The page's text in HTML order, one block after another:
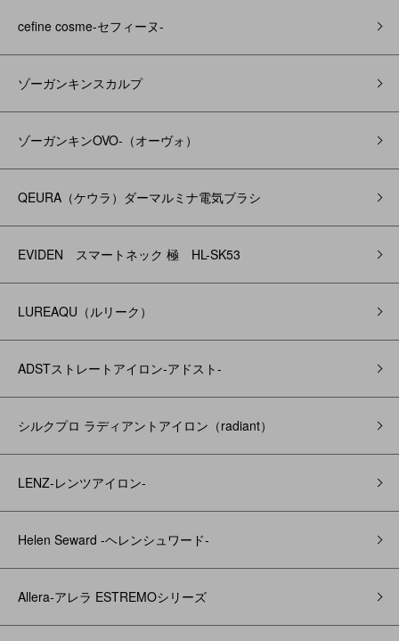
cefine cosme-セフィーヌ-
ゾーガンキンスカルプ
ゾーガンキンOVO‐（オーヴォ）
QEURA（ケウラ）ダーマルミナ電気ブラシ
EVIDEN スマートネック 極 HL-SK53
LUREAQU（ルリーク）
ADSTストレートアイロン-アドスト-
シルクプロ ラディアントアイロン（radiant）
LENZ-レンツアイロン-
Helen Seward -ヘレンシュワード-
Allera-アレラ ESTREMOシリーズ